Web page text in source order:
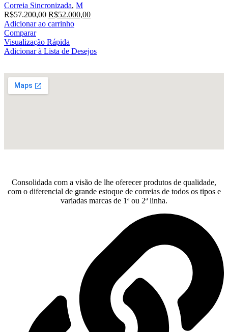
Correia Sincronizada, M
R$57.200,00 R$52.000,00
Adicionar ao carrinho
Comparar
Visualização Rápida
Adicionar à Lista de Desejos
Consolidada com a visão de lhe oferecer produtos de qualidade,
com o diferencial de grande estoque de correias de todos os tipos e
variadas marcas de 1ª ou 2ª linha.